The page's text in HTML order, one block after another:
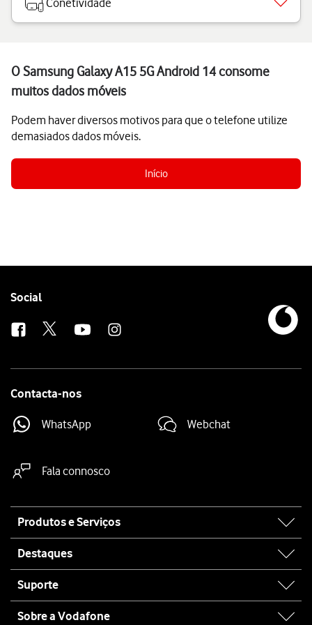
Conetividade
O Samsung Galaxy A15 5G Android 14 consome
muitos dados móveis
Podem haver diversos motivos para que o telefone utilize
demasiados dados móveis.
Início
Follow
Social
Contacta-nos
WhatsApp Webchat
Fala connosco
map
Produtos e Serviços
Destaques
Suporte
Sobre a Vodafone